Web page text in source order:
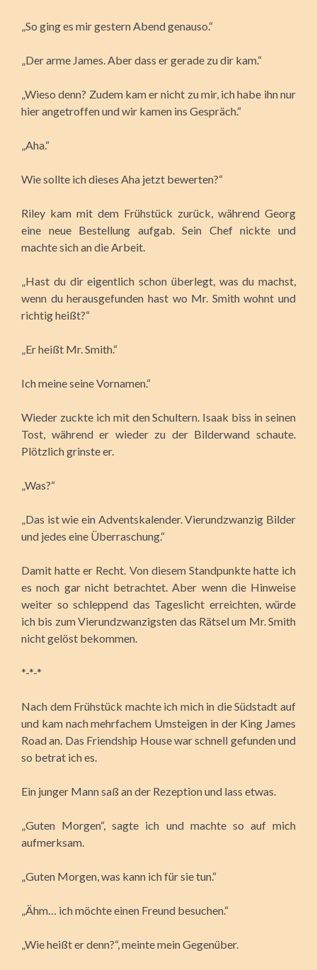
„So ging es mir gestern Abend genauso.“
„Der arme James. Aber dass er gerade zu dir kam.“
„Wieso denn? Zudem kam er nicht zu mir, ich habe ihn nur
hier angetroffen und wir kamen ins Gespräch.“
„Aha.“
Wie sollte ich dieses Aha jetzt bewerten?“
Riley kam mit dem Frühstück zurück, während Georg
eine neue Bestellung aufgab. Sein Chef nickte und
machte sich an die Arbeit.
„Hast du dir eigentlich schon überlegt, was du machst,
wenn du herausgefunden hast wo Mr. Smith wohnt und
richtig heißt?“
„Er heißt Mr. Smith.“
Ich meine seine Vornamen.“
Wieder zuckte ich mit den Schultern. Isaak biss in seinen
Tost, während er wieder zu der Bilderwand schaute.
Plötzlich grinste er.
„Was?“
„Das ist wie ein Adventskalender. Vierundzwanzig Bilder
und jedes eine Überraschung.“
Damit hatte er Recht. Von diesem Standpunkte hatte ich
es noch gar nicht betrachtet. Aber wenn die Hinweise
weiter so schleppend das Tageslicht erreichten, würde
ich bis zum Vierundzwanzigsten das Rätsel um Mr. Smith
nicht gelöst bekommen.
*-*-*
Nach dem Frühstück machte ich mich in die Südstadt auf
und kam nach mehrfachem Umsteigen in der King James
Road an. Das Friendship House war schnell gefunden und
so betrat ich es.
Ein junger Mann saß an der Rezeption und lass etwas.
„Guten Morgen“, sagte ich und machte so auf mich
aufmerksam.
„Guten Morgen, was kann ich für sie tun.“
„Ähm… ich möchte einen Freund besuchen.“
„Wie heißt er denn?“, meinte mein Gegenüber.